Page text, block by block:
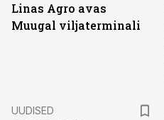
Linas Agro avas
Muugal viljaterminali
UUDISED